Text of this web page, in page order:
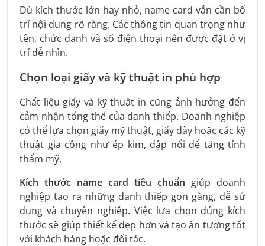
Dù kích thước lớn hay nhỏ, name card vẫn cần bố
trí nội dung rõ ràng. Các thông tin quan trọng như
tên, chức danh và số điện thoại nên được đặt ở vị
trí dễ nhìn.
Chọn loại giấy và kỹ thuật in phù hợp
Chất liệu giấy và kỹ thuật in cũng ảnh hưởng đến
cảm nhận tổng thể của danh thiếp. Doanh nghiệp
có thể lựa chọn giấy mỹ thuật, giấy dày hoặc các kỹ
thuật gia công như ép kim, dập nổi để tăng tính
thẩm mỹ.
Kích thước name card tiêu chuẩn giúp doanh
nghiệp tạo ra những danh thiếp gọn gàng, dễ sử
dụng và chuyên nghiệp. Việc lựa chọn đúng kích
thước sẽ giúp thiết kế đẹp hơn và tạo ấn tượng tốt
với khách hàng hoặc đối tác.